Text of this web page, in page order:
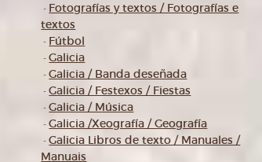
- Fotografías y textos / Fotografías e
textos
- Fútbol
-Galicia
-Galicia / Banda deseñada
-Galicia / Festexos / Fiestas
-Galicia / Música
-Galicia /Xeografía / Geografía
-Galicia Libros de texto / Manuales /
Manuais